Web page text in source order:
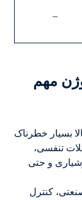
–
مهم
بسیار خطرناک
تنفسی،
و حتی
کنترل